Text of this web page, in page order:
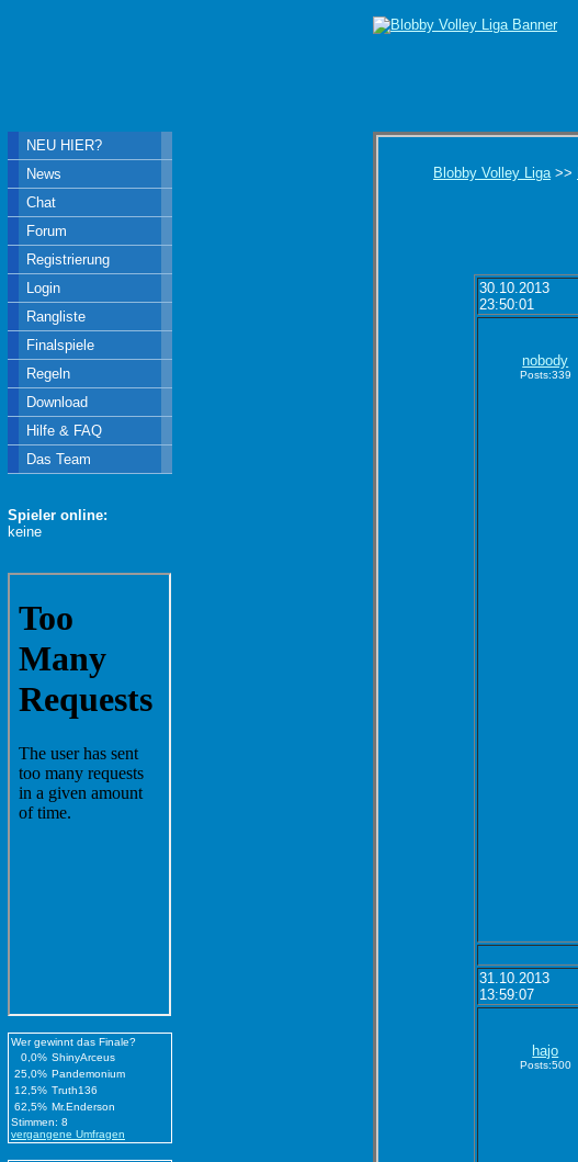
Blobby Volley Liga>>
30.10.2013
23:50:01
nobody
Posts:339
31.10.2013
13:59:07
hajo
Posts:500
NEU HIER?
News
Chat
Forum
Registrierung
Login
Rangliste
Finalspiele
Regeln
Download
Hilfe & FAQ
Das Team
Spieler online:
keine
Wer gewinnt das Finale?
0,0% ShinyArceus
25,0% Pandemonium
12,5% Truth136
62,5% Mr.Enderson
Stimmen: 8
vergangene Umfragen